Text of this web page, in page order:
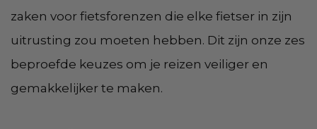
zaken voor fietsforenzen die elke fietser in zijn
uitrusting zou moeten hebben. Dit zijn onze zes
beproefde keuzes om je reizen veiliger en
gemakkelijker te maken.